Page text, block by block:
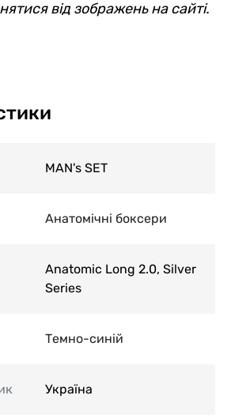
від зображень на сайті.
MAN's SET
Анатомічні боксери
Anatomic Long 2.0, Silver
Series
Темно-синій
Україна